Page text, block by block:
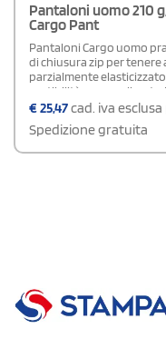
Pantaloni uomo 210
Cargo Pant
Pantaloni Cargo uomo
di chiusura zip per tenere
parzialmente
vestibilità
spacchetti sul fondo
movimento. Realizzati
freschezza anche durante
€25,47cad. iva
Spedizione gratuita